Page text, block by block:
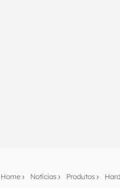
Home Notícias Produtos